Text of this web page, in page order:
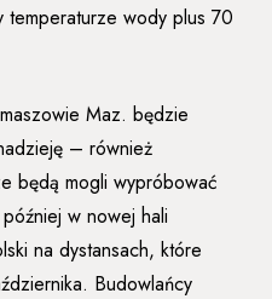
temperaturze wody plus 70
Maz. będzie
– również
będą mogli wypróbować
w nowej hali
na dystansach, które
Budowlańcy